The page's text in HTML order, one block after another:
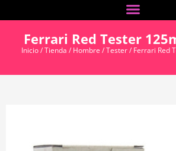
Ferrari Red Tester
Inicio/Tienda / Hombre /Tester/ Ferrari Red